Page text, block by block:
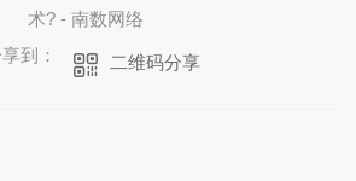
术? - 南数网络
到：
二维码分享